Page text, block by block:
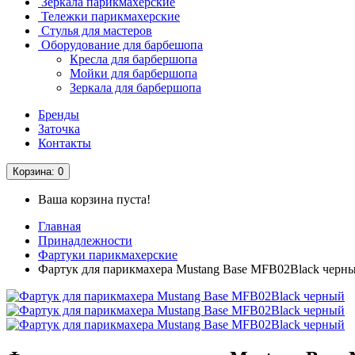
Тележки парикмахерские
Стулья для мастеров
Оборудование для барбешопа
Кресла для барбершопа
Мойки для барбершопа
Зеркала для барбершопа
Бренды
Заточка
Контакты
Корзина: 0
Ваша корзина пуста!
Главная
Принадлежности
Фартуки парикмахерские
Фартук для парикмахера Mustang Base MFB02Black